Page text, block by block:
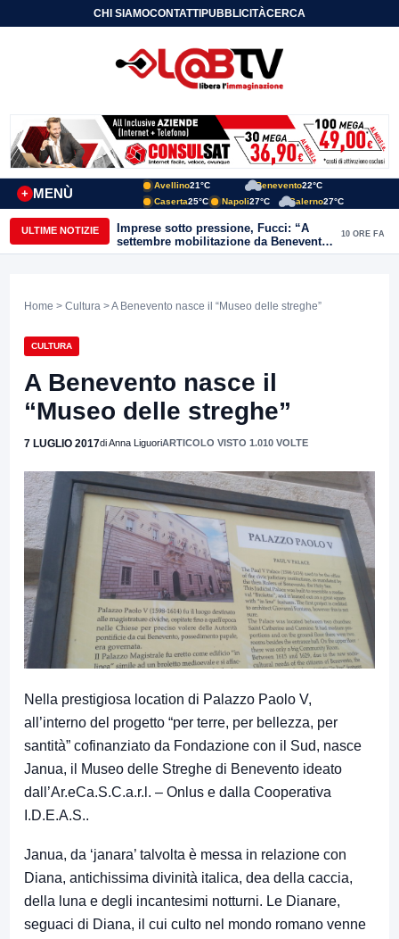
CHI SIAMOCONTATTIPUBBLICITÀCERCA
MENÙ
+
Avellino21°C Benevento22°C
Caserta25°C Napoli27°C Salerno27°C
ULTIME NOTIZIE
Imprese sotto pressione, Fucci: “A
settembre mobilitazione da Benevento
e Avellino”
10 ORE FA
Home > Cultura > A Benevento nasce il “Museo delle streghe”
CULTURA
A Benevento nasce il
“Museo delle streghe”
7 LUGLIO 2017di Anna LiguoriARTICOLO VISTO 1.010 VOLTE
Nella prestigiosa location di Palazzo Paolo V,
all’interno del progetto “per terre, per bellezza, per
santità” cofinanziato da Fondazione con il Sud, nasce
Janua, il Museo delle Streghe di Benevento ideato
dall’Ar.eCa.S.C.a.r.l. – Onlus e dalla Cooperativa
I.D.E.A.S..
Janua, da ‘janara’ talvolta è messa in relazione con
Diana, antichissima divinità italica, dea della caccia,
della luna e degli incantesimi notturni. Le Dianare,
seguaci di Diana, il cui culto nel mondo romano venne